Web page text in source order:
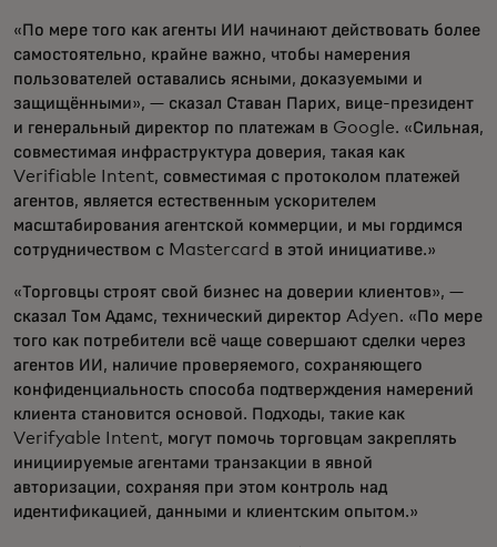
«По мере того как агенты ИИ начинают действовать более
самостоятельно, крайне важно, чтобы намерения
пользователей оставались ясными, доказуемыми и
защищёнными», — сказал Ставан Парих, вице-президент
и генеральный директор по платежам в Google. «Сильная,
совместимая инфраструктура доверия, такая как
Verifiable Intent, совместимая с протоколом платежей
агентов, является естественным ускорителем
масштабирования агентской коммерции, и мы гордимся
сотрудничеством с Mastercard в этой инициативе.»
«Торговцы строят свой бизнес на доверии клиентов», —
сказал Том Адамс, технический директор Adyen. «По мере
того как потребители всё чаще совершают сделки через
агентов ИИ, наличие проверяемого, сохраняющего
конфиденциальность способа подтверждения намерений
клиента становится основой. Подходы, такие как
Verifyable Intent, могут помочь торговцам закреплять
инициируемые агентами транзакции в явной
авторизации, сохраняя при этом контроль над
идентификацией, данными и клиентским опытом.»